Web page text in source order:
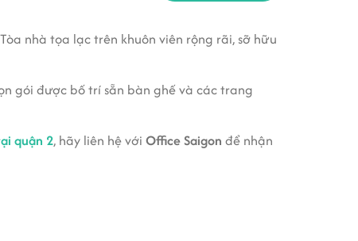
nhà tọa lạc trên khuôn viên rộng rãi, sỡ hữu
gói được bố trí sẵn bàn ghế và các trang
quận 2, hãy liên hệ với Office Saigon để nhận